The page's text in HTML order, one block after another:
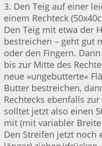
3. Den Teig auf einer
einem Rechteck
Den Teig mit etwa der
bestreichen – geht gut
oder den Fingern.
bis zur Mitte des
neue »ungebutterte«
Butter bestreichen,
Rechtecks ebenfalls
solltet jetzt also einen
mit (mit variabler
Den Streifen jetzt